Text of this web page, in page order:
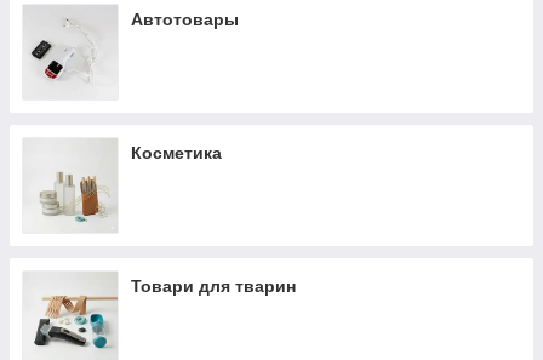
Автотовары
Косметика
Товари для тварин